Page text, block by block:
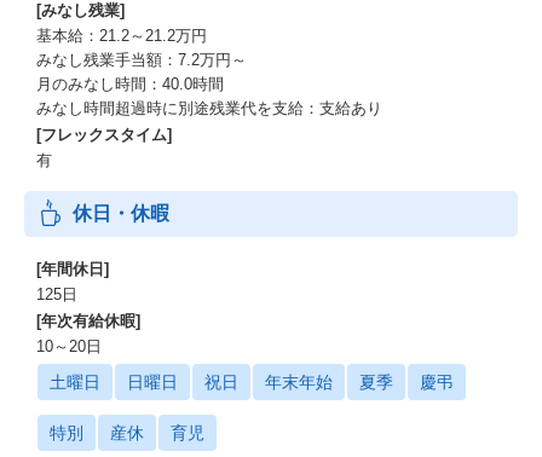
[みなし残業]
基本給：21.2～21.2万円
みなし残業手当額：7.2万円～
月のみなし時間：40.0時間
みなし時間超過時に別途残業代を支給：支給あり
[フレックスタイム]
有
休日・休暇
[年間休日]
125日
[年次有給休暇]
10～20日
土曜日 日曜日 祝日 年末年始 夏季 慶弔
特別 産休 育児